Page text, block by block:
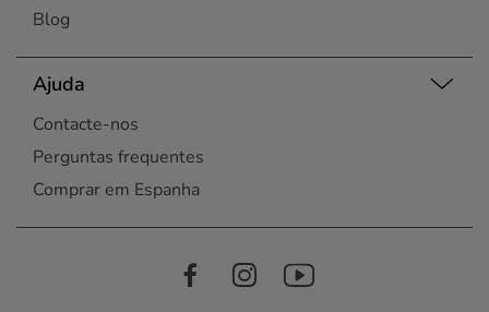
Blog
Ajuda
Contacte-nos
Perguntas frequentes
Comprar em Espanha